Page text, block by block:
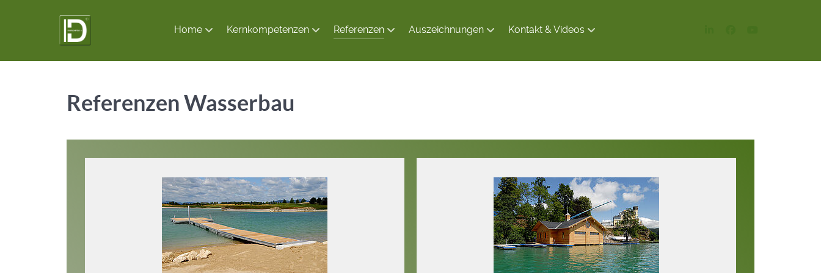
Home Kernkompetenzen Referenzen Auszeichnungen Kontakt & Videos
Referenzen Wasserbau